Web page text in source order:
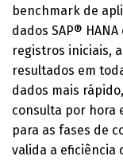
benchmark de
dados SAP®
registros iniciais,
resultados em
dados mais
consulta por hora
para as fases de
valida a eficiência